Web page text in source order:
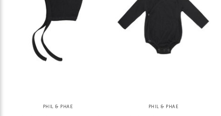
PHIL & PHAE PHIL & PHAE